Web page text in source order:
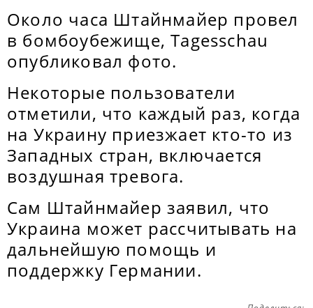
Около часа Штайнмайер провел
в бомбоубежище, Tagesschau
опубликовал фото.
Некоторые пользователи
отметили, что каждый раз, когда
на Украину приезжает кто-то из
Западных стран, включается
воздушная тревога.
Сам Штайнмайер заявил, что
Украина может рассчитывать на
дальнейшую помощь и
поддержку Германии.